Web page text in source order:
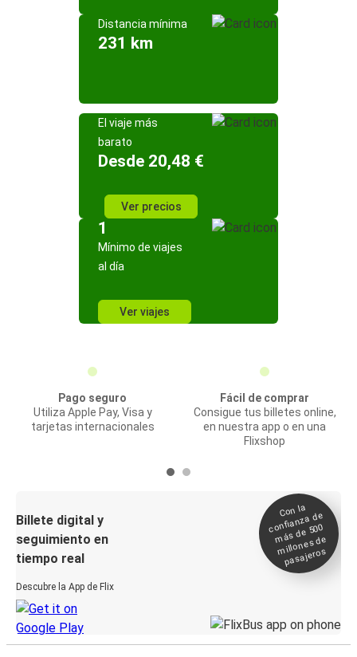
Distancia mínima
231 km
El viaje más
barato
Desde 20,48 €
Ver precios
1
Mínimo de viajes
al día
Ver viajes
Pago seguro
Utiliza Apple Pay, Visa y
tarjetas internacionales
Fácil de comprar
Consigue tus billetes online,
en nuestra app o en una
Flixshop
Billete digital y
seguimiento en
tiempo real
Descubre la App de Flix
Con la
confianza de
más de 500
millones de
pasajeros